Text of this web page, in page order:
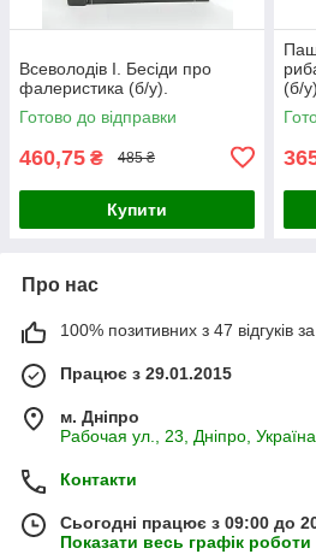
Всеволодів І. Бесіди про
фалеристика (б/у).
Готово до відправки
460,75 ₴ 485 ₴
Купити
(б/у).
Про нас
100% позитивних з 47 відгуків за
Працює з 29.01.2015
м. Дніпро
Рабочая ул., 23, Дніпро, Україна
Контакти
Сьогодні працює з 09:00 до
Показати весь графік роботи